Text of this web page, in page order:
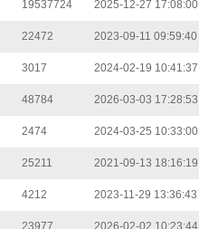
19537724 2025-12-27 17:08:00
22472 2023-09-11 09:59:40
3017 2024-02-19 10:41:37
48784 2026-03-03 17:28:53
2474 2024-03-25 10:33:00
25211 2021-09-13 18:16:19
4212 2023-11-29 13:36:43
23977 2026-02-02 10:23:44